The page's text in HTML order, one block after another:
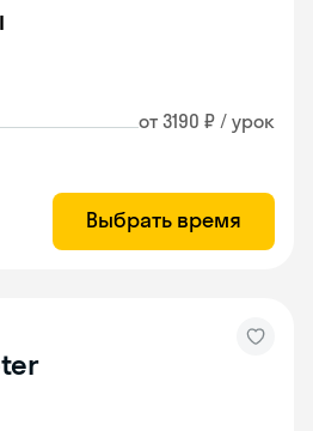
от 3190 ₽ / урок
Выбрать время